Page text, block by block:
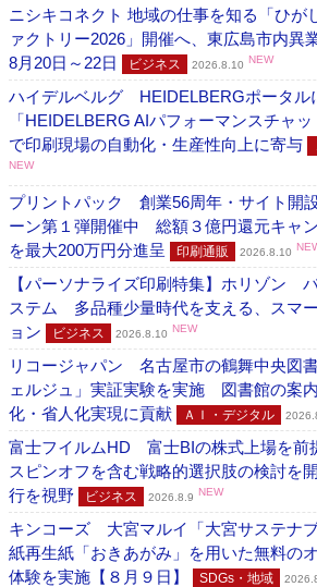
ニシキコネクト 地域の仕事を知る「ひが
ァクトリー2026」開催へ、東広島市内異
8月20日～22日
ビジネス 2026.8.10 NEW
ハイデルベルグ HEIDELBERGポータル
「HEIDELBERG AIパフォーマンスチャ
で印刷現場の自動化・生産性向上に寄与
NEW
プリントパック 創業56周年・サイト開
ーン第１弾開催中 総額３億円還元キャ
を最大200万円分進呈
印刷通販 2026.8.10
【パーソナライズ印刷特集】ホリゾン
ステム 多品種少量時代を支える、スマ
ョン
ビジネス 2026.8.10 NEW
リコージャパン 名古屋市の鶴舞中央図
ェルジュ」実証実験を実施 図書館の案
化・省人化実現に貢献
ＡＩ・デジタル
富士フイルムHD 富士BIの株式上場を前
スピンオフを含む戦略的選択肢の検討
行を視野
ビジネス 2026.8.9 NEW
キンコーズ 大宮マルイ「大宮サステナ
紙再生紙「おきあがみ」を用いた無料の
体験を実施【８月９日】
SDGs・地域